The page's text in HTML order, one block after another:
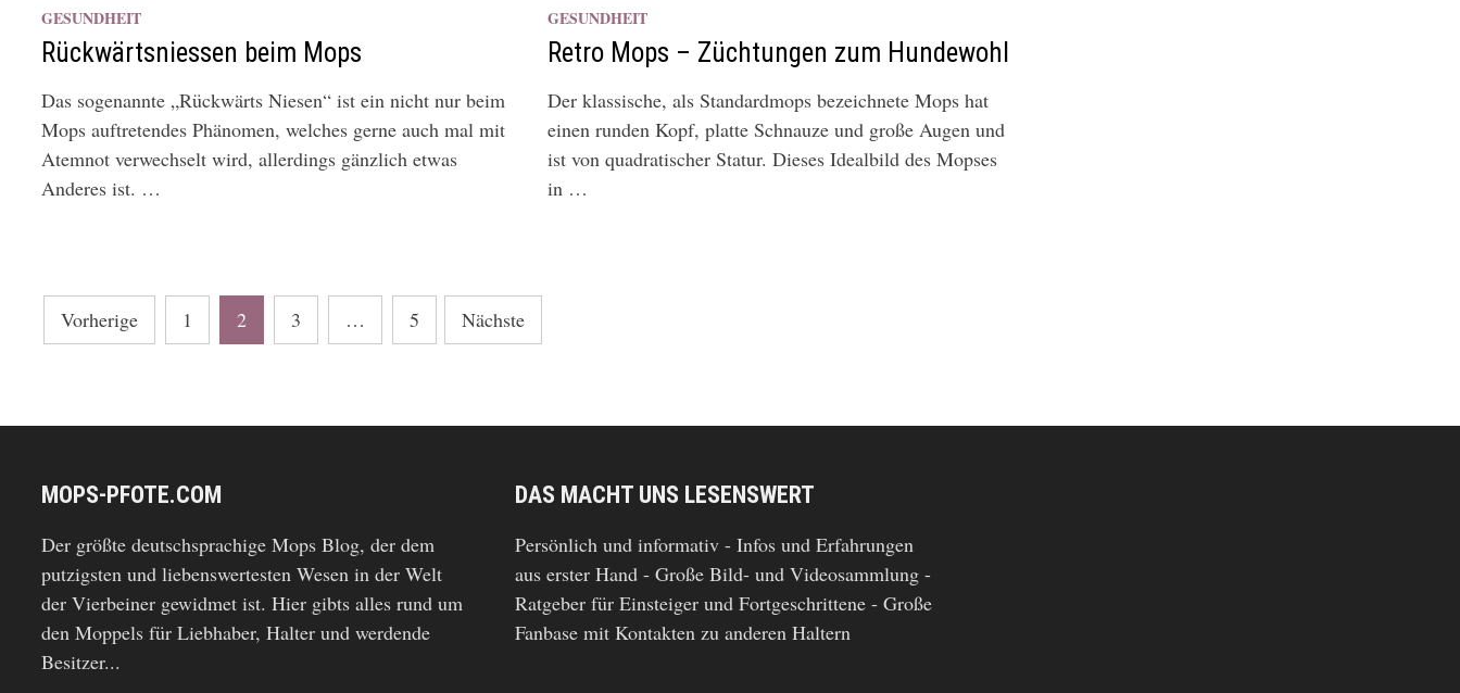
GESUNDHEIT
Rückwärtsniessen beim Mops
Das sogenannte „Rückwärts Niesen“ ist ein nicht nur beim
Mops auftretendes Phänomen, welches gerne auch mal mit
Atemnot verwechselt wird, allerdings gänzlich etwas
Anderes ist. …
GESUNDHEIT
Retro Mops – Züchtungen zum Hundewohl
Der klassische, als Standardmops bezeichnete Mops hat
einen runden Kopf, platte Schnauze und große Augen und
ist von quadratischer Statur. Dieses Idealbild des Mopses
in …
Seitennummerierung
der
Vorherige 1 2 3 … 5 Nächste
MOPS-PFOTE.COM
Der größte deutschsprachige Mops Blog, der dem
putzigsten und liebenswertesten Wesen in der Welt
der Vierbeiner gewidmet ist. Hier gibts alles rund um
den Moppels für Liebhaber, Halter und werdende
Besitzer...
DAS MACHT UNS LESENSWERT
Persönlich und informativ - Infos und Erfahrungen
aus erster Hand - Große Bild- und Videosammlung -
Ratgeber für Einsteiger und Fortgeschrittene - Große
Fanbase mit Kontakten zu anderen Haltern